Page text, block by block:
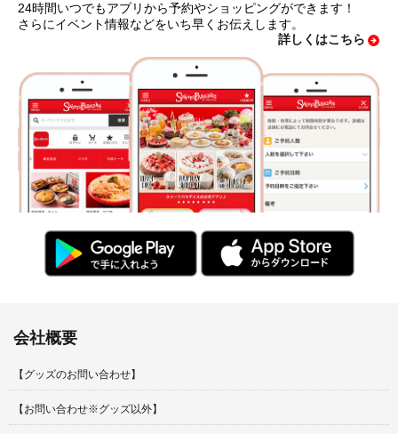
24時間いつでもアプリから予約やショッピングができます！
さらにイベント情報などをいち早くお伝えします。
詳しくはこちら
会社概要
【グッズのお問い合わせ】
【お問い合わせ※グッズ以外】